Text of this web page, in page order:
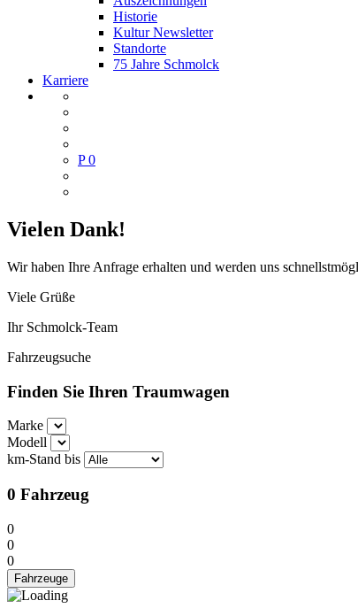
Historie
Kultur Newsletter
Standorte
75 Jahre Schmolck
Karriere
P 0
Vielen Dank!
Wir haben Ihre Anfrage erhalten und werden uns
Viele Grüße
Ihr Schmolck-Team
Fahrzeugsuche
Finden Sie Ihren Traumwagen
Marke
Modell
km-Stand bis
0 Fahrzeug
0
0
0
Fahrzeuge